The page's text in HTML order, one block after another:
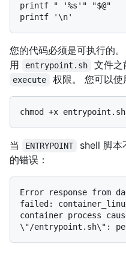
printf " '%s'" "$@"
您的代码必须是可执行的
用
entrypoint.sh 文件之
execute 权限。 您可以使
当 ENTRYPOINT
shell 脚本
的错误：
Error response from
failed:
container process